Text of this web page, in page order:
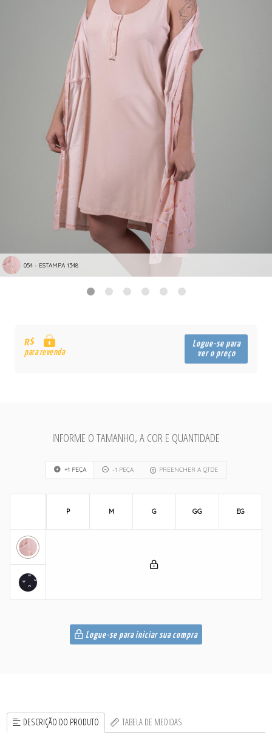
054 - ESTAMPA 1348
R$
para revenda
Logue-se para
ver o preço
INFORME O TAMANHO, A COR E QUANTIDADE
+1 PEÇA -1 PEÇA PREENCHER A QTDE
P M G GG EG
Logue-se para iniciar sua compra
DESCRIÇÃO DO PRODUTO TABELA DE MEDIDAS